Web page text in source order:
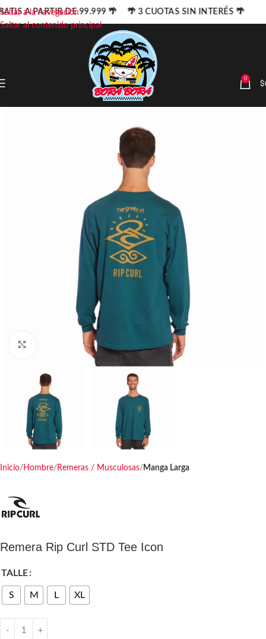
Saltar a la navegación
Saltar al contenido principal
0 $
Haga clic para ampliar
Inicio Hombre Remeras / Musculosas Manga Larga
Remera Rip Curl STD Tee Icon
TALLE
S M L XL
A PARTIR DE 99.999 🌴 🌴 3 CUOTAS SIN INTERÉS 🌴